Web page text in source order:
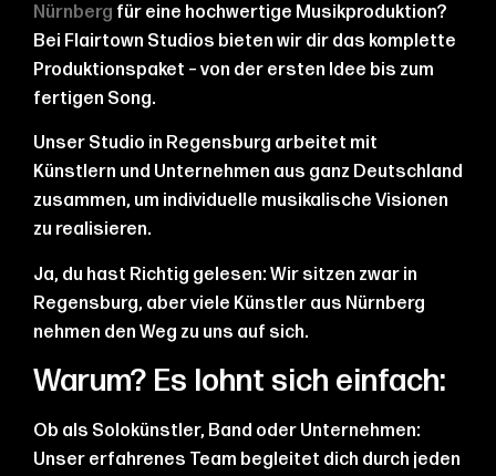
Nürnberg für eine hochwertige Musikproduktion?
Bei Flairtown Studios bieten wir dir das komplette
Produktionspaket – von der ersten Idee bis zum
fertigen Song.
Unser Studio in Regensburg arbeitet mit
Künstlern und Unternehmen aus ganz Deutschland
zusammen, um individuelle musikalische Visionen
zu realisieren.
Ja, du hast Richtig gelesen: Wir sitzen zwar in
Regensburg, aber viele Künstler aus Nürnberg
nehmen den Weg zu uns auf sich.
Warum? Es lohnt sich einfach:
Ob als Solokünstler, Band oder Unternehmen:
Unser erfahrenes Team begleitet dich durch jeden